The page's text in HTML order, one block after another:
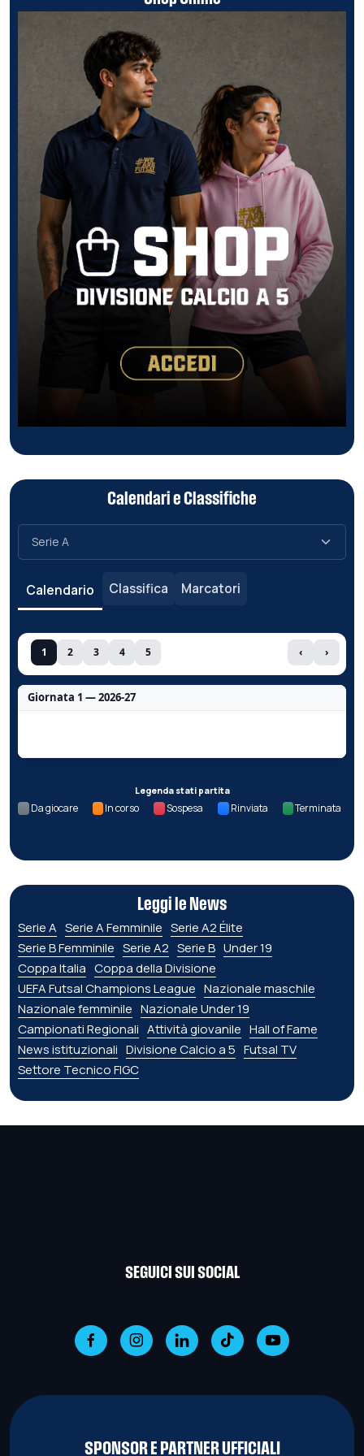
Calendari e Classifiche
Calendario Classifica Marcatori
1 2 3 4 5 ‹ ›
Giornata 1 — 2026-27
Legenda stati partita
Da giocare In corso Sospesa Rinviata Terminata
Leggi le News
Serie A Serie A Femminile Serie A2 Élite
Serie B Femminile Serie A2 Serie B Under 19
Coppa Italia Coppa della Divisione
UEFA Futsal Champions League Nazionale maschile
Nazionale femminile Nazionale Under 19
Campionati Regionali Attività giovanile Hall of Fame
News istituzionali Divisione Calcio a 5 Futsal TV
Settore Tecnico FIGC
SEGUICI SUI SOCIAL
SPONSOR E PARTNER UFFICIALI